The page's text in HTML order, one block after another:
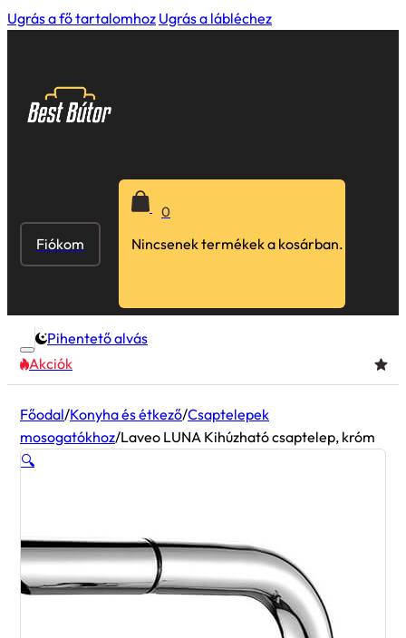
Ugrás a fő tartalomhoz Ugrás a lábléchez
Fiókom
0
Nincsenek termékek a kosárban.
Pihentető alvás
Akciók
Főodal/Konyha és étkező/Csaptelepek
mosogatókhoz/Laveo LUNA Kihúzható csaptelep, króm
🔍